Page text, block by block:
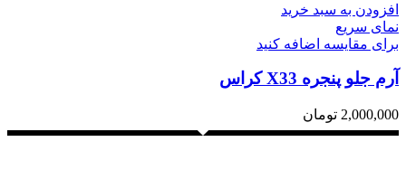
افزودن به سبد خرید
نمای سریع
برای مقایسه اضافه کنید
آرم جلو پنجره X33 کراس
2,000,000 تومان